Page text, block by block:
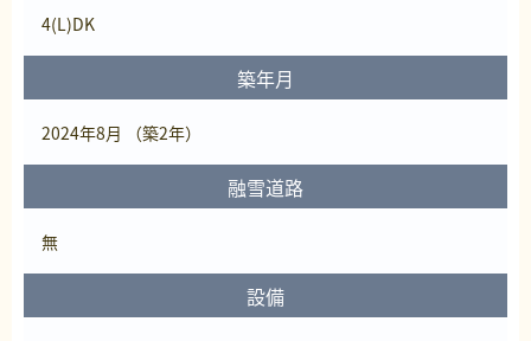
4(L)DK
築年月
2024年8月 （築2年）
融雪道路
無
設備